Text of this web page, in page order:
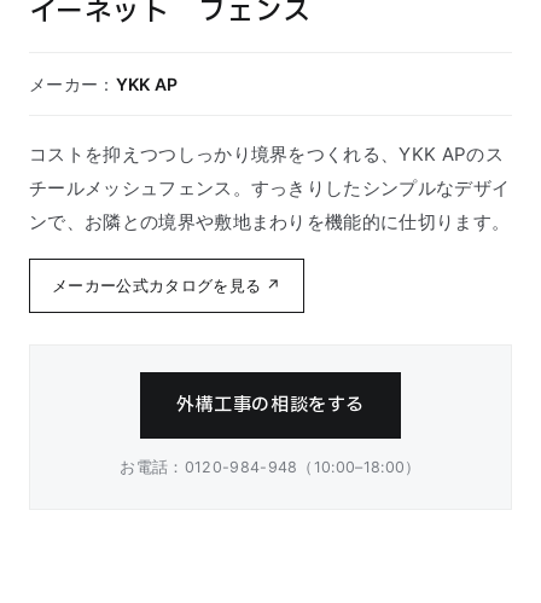
イーネット フェンス
メーカー： YKK AP
コストを抑えつつしっかり境界をつくれる、YKK APのス
チールメッシュフェンス。すっきりしたシンプルなデザイ
ンで、お隣との境界や敷地まわりを機能的に仕切ります。
メーカー公式カタログを見る ↗
外構工事の相談をする
お電話：0120-984-948（10:00–18:00）